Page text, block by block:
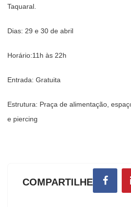
Taquaral.
Dias: 29 e 30 de abril
Horário:11h às 22h
Entrada: Gratuita
Estrutura: Praça de alimentação,
e piercing
COMPARTILHE